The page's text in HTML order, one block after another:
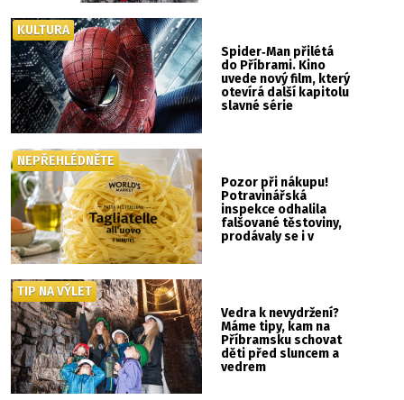
Spider‑Man přilétá
do Příbrami. Kino
uvede nový film, který
otevírá další kapitolu
slavné série
KULTURA
Pozor při nákupu!
Potravinářská
inspekce odhalila
falšované těstoviny,
prodávaly se i v
NEPŘEHLÉDNĚTE
Vedra k nevydržení?
Máme tipy, kam na
Příbramsku schovat
děti před sluncem a
vedrem
TIP NA VÝLET